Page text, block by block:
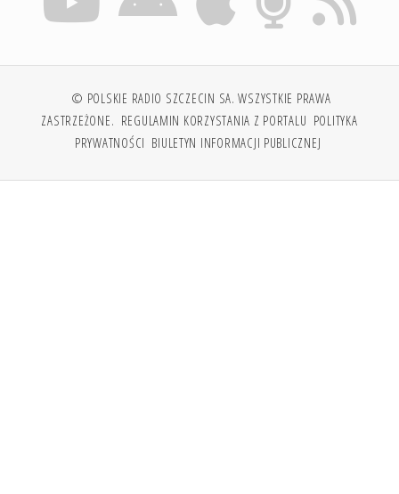
© POLSKIE RADIO SZCZECIN SA. WSZYSTKIE PRAWA
ZASTRZEŻONE. REGULAMIN KORZYSTANIA Z PORTALU POLITYKA
PRYWATNOŚCI BIULETYN INFORMACJI PUBLICZNEJ